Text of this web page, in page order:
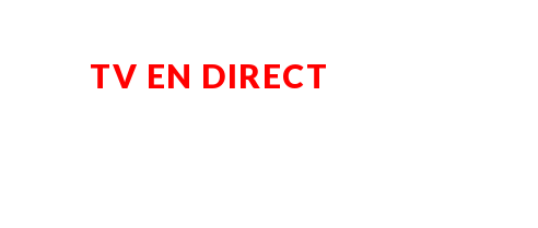
TV EN DIRECT